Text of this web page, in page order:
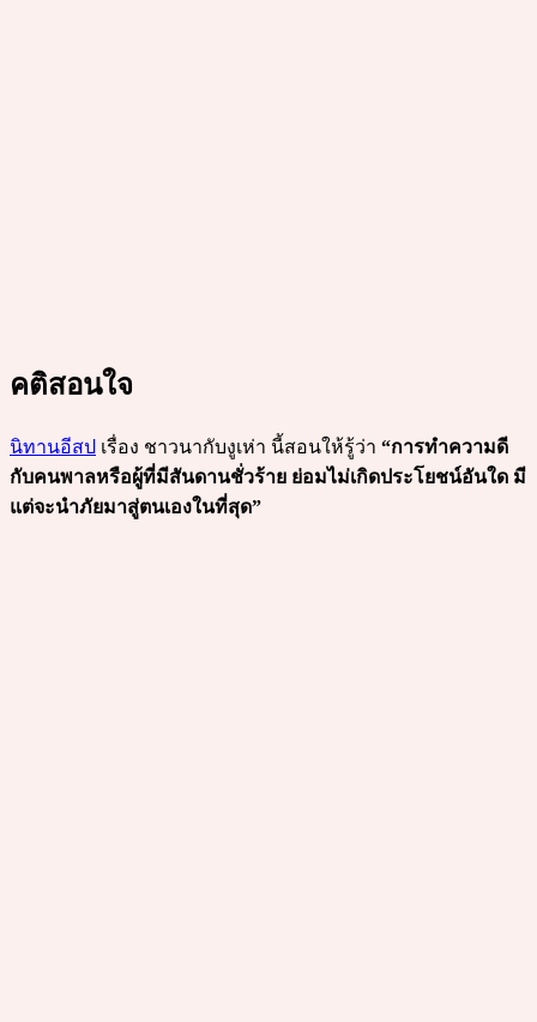
คติสอนใจ
นิทานอีสป เรื่อง ชาวนากับงูเห่า นี้สอนให้รู้ว่า “การทำความดี
กับคนพาลหรือผู้ที่มีสันดานชั่วร้าย ย่อมไม่เกิดประโยชน์อันใด มี
แต่จะนำภัยมาสู่ตนเองในที่สุด”